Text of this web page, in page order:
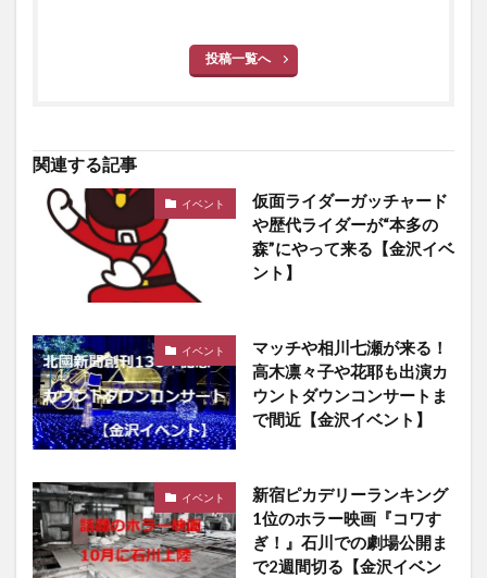
投稿一覧へ
関連する記事
イベント
仮面ライダーガッチャード
や歴代ライダーが“本多の
森”にやって来る【金沢イベ
ント】
イベント
マッチや相川七瀬が来る！
高木凛々子や花耶も出演カ
ウントダウンコンサートま
で間近【金沢イベント】
イベント
新宿ピカデリーランキング
1位のホラー映画『コワす
ぎ！』石川での劇場公開ま
で2週間切る【金沢イベン